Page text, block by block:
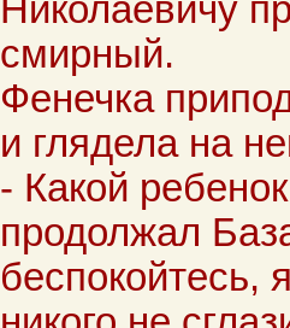
Николаевичу
смирный.
Фенечка
и глядела на
- Какой
продолжал
беспокойтесь,